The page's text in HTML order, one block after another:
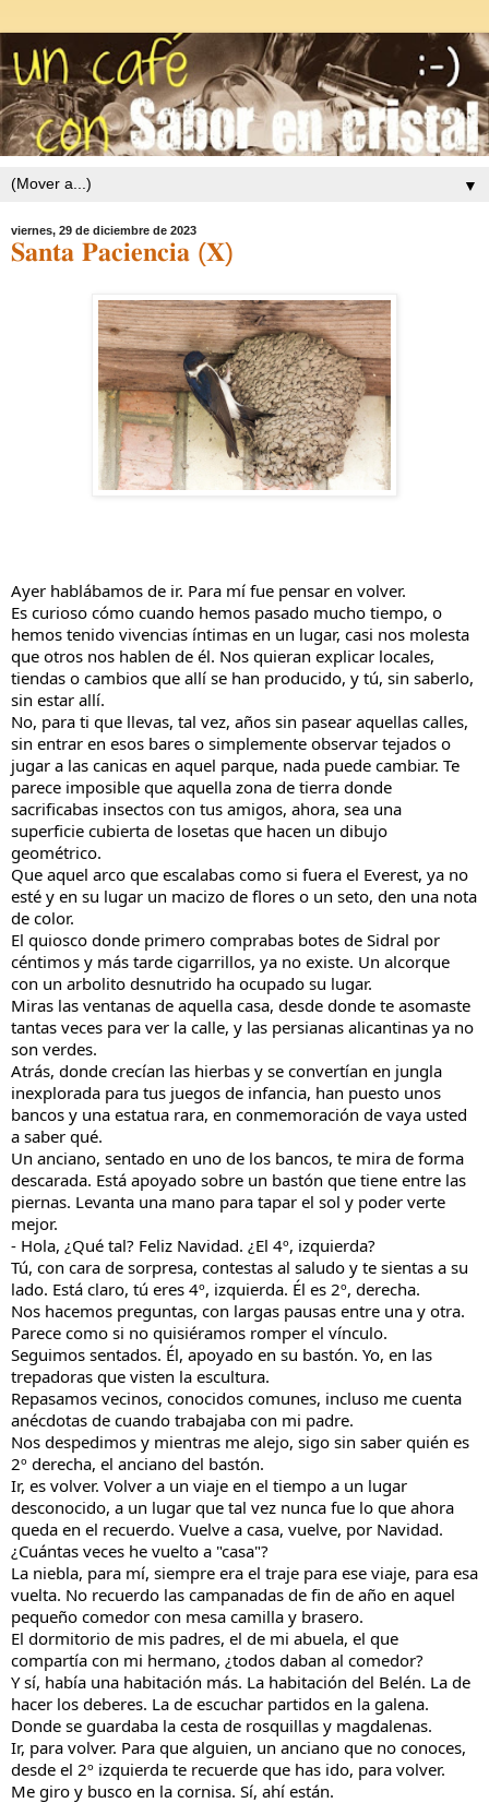
▼
viernes, 29 de diciembre de 2023
𝐒𝐚𝐧𝐭𝐚 𝐏𝐚𝐜𝐢𝐞𝐧𝐜𝐢𝐚 (𝐗)
Ayer hablábamos de ir. Para mí fue pensar en volver.
Es curioso cómo cuando hemos pasado mucho tiempo, o
hemos tenido vivencias íntimas en un lugar, casi nos molesta
que otros nos hablen de él. Nos quieran explicar locales,
tiendas o cambios que allí se han producido, y tú, sin saberlo,
sin estar allí.
No, para ti que llevas, tal vez, años sin pasear aquellas calles,
sin entrar en esos bares o simplemente observar tejados o
jugar a las canicas en aquel parque, nada puede cambiar. Te
parece imposible que aquella zona de tierra donde
sacrificabas insectos con tus amigos, ahora, sea una
superficie cubierta de losetas que hacen un dibujo
geométrico.
Que aquel arco que escalabas como si fuera el Everest, ya no
esté y en su lugar un macizo de flores o un seto, den una nota
de color.
El quiosco donde primero comprabas botes de Sidral por
céntimos y más tarde cigarrillos, ya no existe. Un alcorque
con un arbolito desnutrido ha ocupado su lugar.
Miras las ventanas de aquella casa, desde donde te asomaste
tantas veces para ver la calle, y las persianas alicantinas ya no
son verdes.
Atrás, donde crecían las hierbas y se convertían en jungla
inexplorada para tus juegos de infancia, han puesto unos
bancos y una estatua rara, en conmemoración de vaya usted
a saber qué.
Un anciano, sentado en uno de los bancos, te mira de forma
descarada. Está apoyado sobre un bastón que tiene entre las
piernas. Levanta una mano para tapar el sol y poder verte
mejor.
- Hola, ¿Qué tal? Feliz Navidad. ¿El 4º, izquierda?
Tú, con cara de sorpresa, contestas al saludo y te sientas a su
lado. Está claro, tú eres 4º, izquierda. Él es 2º, derecha.
Nos hacemos preguntas, con largas pausas entre una y otra.
Parece como si no quisiéramos romper el vínculo.
Seguimos sentados. Él, apoyado en su bastón. Yo, en las
trepadoras que visten la escultura.
Repasamos vecinos, conocidos comunes, incluso me cuenta
anécdotas de cuando trabajaba con mi padre.
Nos despedimos y mientras me alejo, sigo sin saber quién es
2º derecha, el anciano del bastón.
Ir, es volver. Volver a un viaje en el tiempo a un lugar
desconocido, a un lugar que tal vez nunca fue lo que ahora
queda en el recuerdo. Vuelve a casa, vuelve, por Navidad.
¿Cuántas veces he vuelto a "casa"?
La niebla, para mí, siempre era el traje para ese viaje, para esa
vuelta. No recuerdo las campanadas de fin de año en aquel
pequeño comedor con mesa camilla y brasero.
El dormitorio de mis padres, el de mi abuela, el que
compartía con mi hermano, ¿todos daban al comedor?
Y sí, había una habitación más. La habitación del Belén. La de
hacer los deberes. La de escuchar partidos en la galena.
Donde se guardaba la cesta de rosquillas y magdalenas.
Ir, para volver. Para que alguien, un anciano que no conoces,
desde el 2º izquierda te recuerde que has ido, para volver.
Me giro y busco en la cornisa. Sí, ahí están.